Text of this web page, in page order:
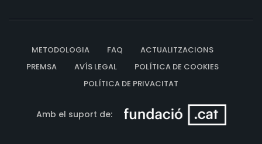
METODOLOGIA FAQ
ACTUALITZACIONS
PREMSA
AVÍS LEGAL
POLÍTICA DE COOKIES
POLÍTICA DE PRIVACITAT
Amb el suport de: